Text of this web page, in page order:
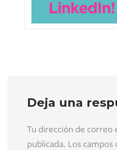
Deja una
Tu dirección de correo
publicada. Los